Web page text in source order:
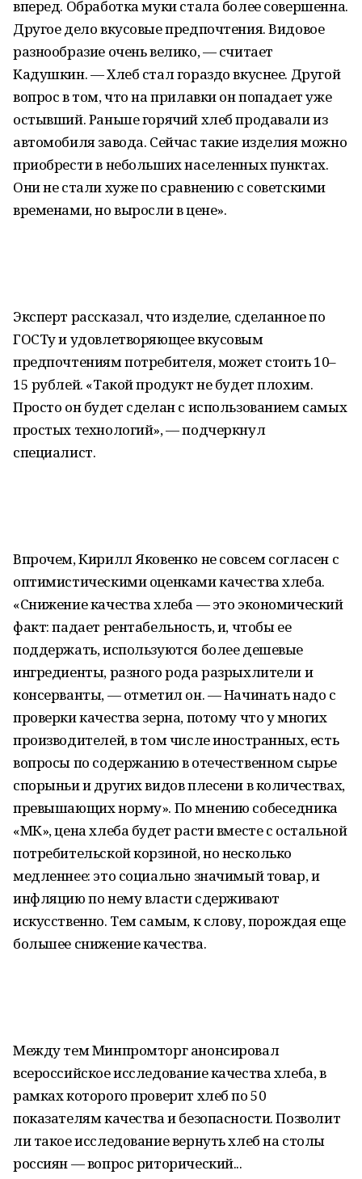
вперед. Обработка муки стала более совершенна.
Другое дело вкусовые предпочтения. Видовое
разнообразие очень велико, — считает
Кадушкин. — Хлеб стал гораздо вкуснее. Другой
вопрос в том, что на прилавки он попадает уже
остывший. Раньше горячий хлеб продавали из
автомобиля завода. Сейчас такие изделия можно
приобрести в небольших населенных пунктах.
Они не стали хуже по сравнению с советскими
временами, но выросли в цене».
Эксперт рассказал, что изделие, сделанное по
ГОСТу и удовлетворяющее вкусовым
предпочтениям потребителя, может стоить 10–
15 рублей. «Такой продукт не будет плохим.
Просто он будет сделан с использованием самых
простых технологий», — подчеркнул
специалист.
Впрочем, Кирилл Яковенко не совсем согласен с
оптимистическими оценками качества хлеба.
«Снижение качества хлеба — это экономический
факт: падает рентабельность, и, чтобы ее
поддержать, используются более дешевые
ингредиенты, разного рода разрыхлители и
консерванты, — отметил он. — Начинать надо с
проверки качества зерна, потому что у многих
производителей, в том числе иностранных, есть
вопросы по содержанию в отечественном сырье
спорыньи и других видов плесени в количествах,
превышающих норму». По мнению собеседника
«МК», цена хлеба будет расти вместе с остальной
потребительской корзиной, но несколько
медленнее: это социально значимый товар, и
инфляцию по нему власти сдерживают
искусственно. Тем самым, к слову, порождая еще
большее снижение качества.
Между тем Минпромторг анонсировал
всероссийское исследование качества хлеба, в
рамках которого проверит хлеб по 50
показателям качества и безопасности. Позволит
ли такое исследование вернуть хлеб на столы
россиян — вопрос риторический...